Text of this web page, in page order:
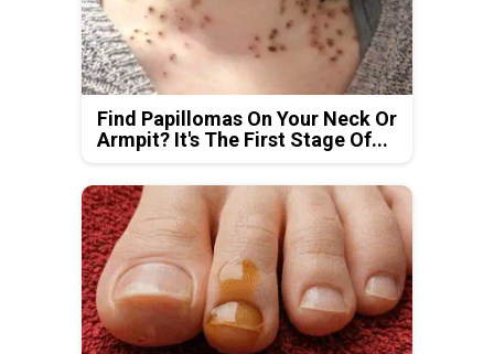
Find Papillomas On Your Neck Or
Armpit? It's The First Stage Of...